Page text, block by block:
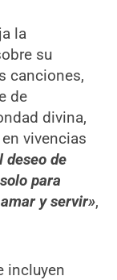
la
su
canciones,
de
divina,
vivencias
deseo de
para
y servir»,
incluyen